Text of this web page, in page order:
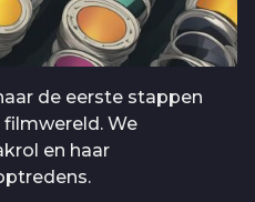
de eerste stappen
We
en haar